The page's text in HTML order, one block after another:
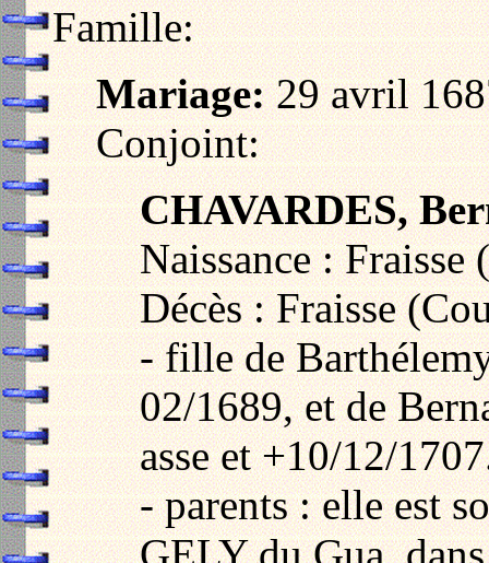
Famille:
Mariage:29 avril
Conjoint:
CHAVARDES,
Naissance : Fraisse
Décès : Fraisse
- fille de
02/1689, et de
asse et +10/12/
- parents : elle est
GELY du Gua,